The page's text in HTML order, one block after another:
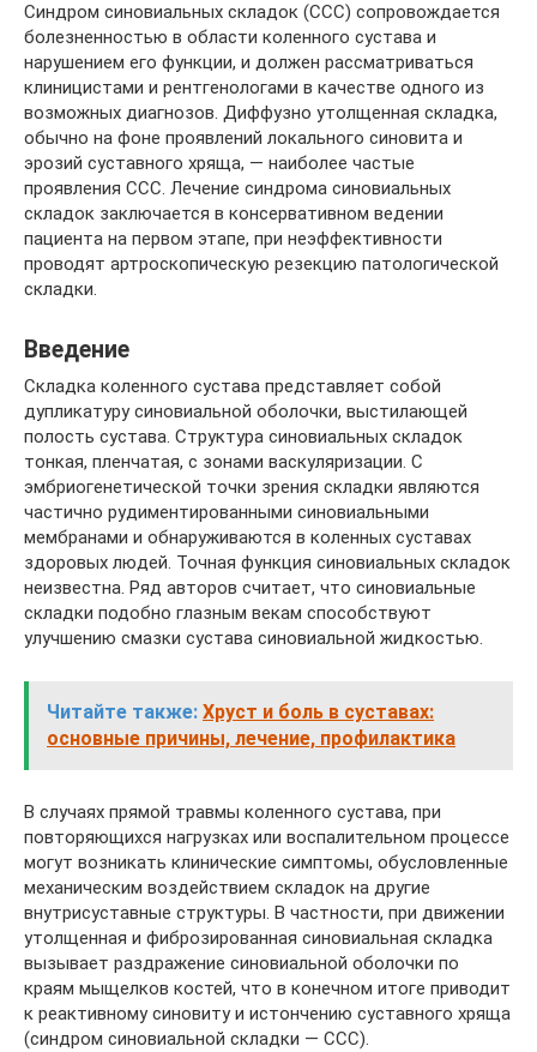
Синдром синовиальных складок (ССС) сопровождается
болезненностью в области коленного сустава и
нарушением его функции, и должен рассматриваться
клиницистами и рентгенологами в качестве одного из
возможных диагнозов. Диффузно утолщенная складка,
обычно на фоне проявлений локального синовита и
эрозий суставного хряща, — наиболее частые
проявления ССС. Лечение синдрома синовиальных
складок заключается в консервативном ведении
пациента на первом этапе, при неэффективности
проводят артроскопическую резекцию патологической
складки.
Введение
Складка коленного сустава представляет собой
дупликатуру синовиальной оболочки, выстилающей
полость сустава. Структура синовиальных складок
тонкая, пленчатая, с зонами васкуляризации. С
эмбриогенетической точки зрения складки являются
частично рудиментированными синовиальными
мембранами и обнаруживаются в коленных суставах
здоровых людей. Точная функция синовиальных складок
неизвестна. Ряд авторов считает, что синовиальные
складки подобно глазным векам способствуют
улучшению смазки сустава синовиальной жидкостью.
Читайте также: Хруст и боль в суставах:
основные причины, лечение, профилактика
В случаях прямой травмы коленного сустава, при
повторяющихся нагрузках или воспалительном процессе
могут возникать клинические симптомы, обусловленные
механическим воздействием складок на другие
внутрисуставные структуры. В частности, при движении
утолщенная и фиброзированная синовиальная складка
вызывает раздражение синовиальной оболочки по
краям мыщелков костей, что в конечном итоге приводит
к реактивному синовиту и истончению суставного хряща
(синдром синовиальной складки — ССС).